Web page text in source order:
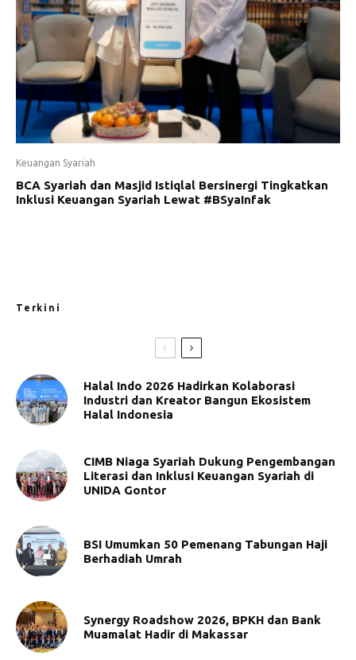
Keuangan Syariah
BCA Syariah dan Masjid Istiqlal Bersinergi Tingkatkan
Inklusi Keuangan Syariah Lewat #BSyaInfak
Terkini
Halal Indo 2026 Hadirkan Kolaborasi
Industri dan Kreator Bangun Ekosistem
Halal Indonesia
CIMB Niaga Syariah Dukung Pengembangan
Literasi dan Inklusi Keuangan Syariah di
UNIDA Gontor
BSI Umumkan 50 Pemenang Tabungan Haji
Berhadiah Umrah
Synergy Roadshow 2026, BPKH dan Bank
Muamalat Hadir di Makassar